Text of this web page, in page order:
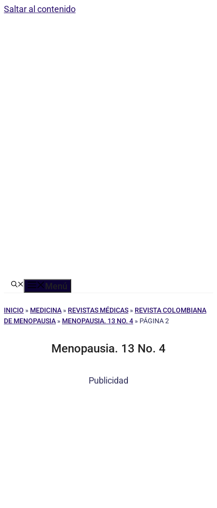
Saltar al contenido
Menú
INICIO » MEDICINA » REVISTAS MÉDICAS » REVISTA COLOMBIANA
DE MENOPAUSIA » MENOPAUSIA. 13 NO. 4 » PÁGINA 2
Menopausia. 13 No. 4
Publicidad